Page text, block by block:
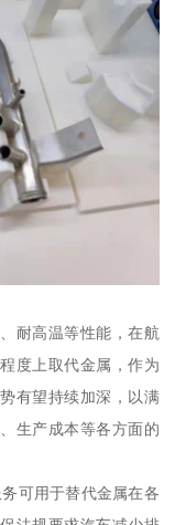
耐高温等性能，在航
度上取代金属，作为
有望持续加深，以满
生产成本等各方面的
可用于替代金属在各